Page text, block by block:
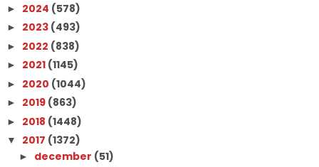
► 2024 (578)
► 2023 (493)
► 2022 (838)
► 2021 (1145)
► 2020 (1044)
► 2019 (863)
► 2018 (1448)
▼ 2017 (1372)
► december (51)